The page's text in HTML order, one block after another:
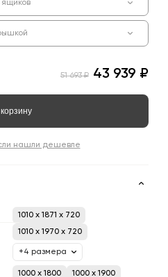
ящиков
51 693 ₽ 43 939 ₽
нашли дешевле
1010 x 1871 x 720
1010 x 1970 x 720
+4 размера
1000 х 1800 1000 х 1900